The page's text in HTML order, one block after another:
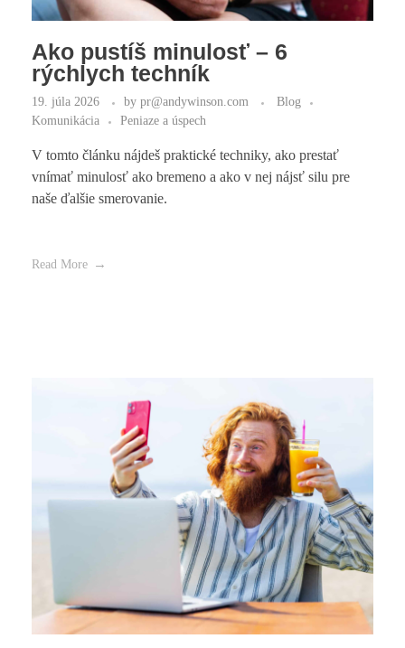
Ako pustíš minulosť – 6
rýchlych techník
19. júla 2026 by pr@andywinson.com
Blog
Komunikácia
Peniaze a úspech
V tomto článku nájdeš praktické techniky, ako prestať
vnímať minulosť ako bremeno a ako v nej nájsť silu pre
naše ďalšie smerovanie.
Read More